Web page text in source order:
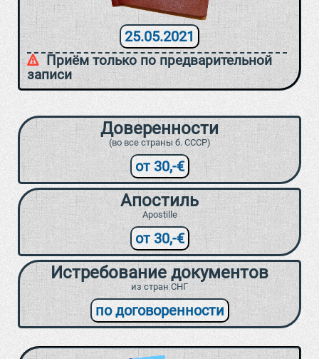
25.05.2021
Приём только по предварительной
записи
Доверенности
(во все страны б. СССР)
от 30,-€
Апостиль
Apostille
от 30,-€
Истребование документов
из стран СНГ
по договоренности